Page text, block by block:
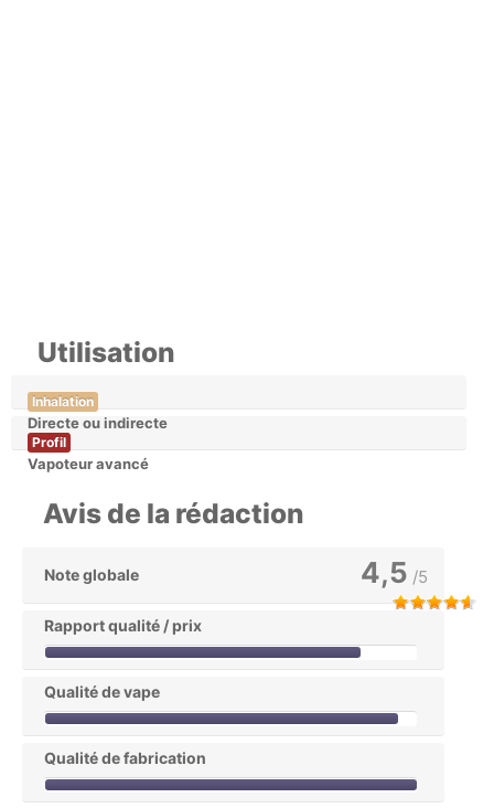
Utilisation
Inhalation
Directe ou indirecte
Profil
Vapoteur avancé
Avis de la rédaction
Note globale 4,5 /5
Rapport qualité / prix
Qualité de vape
Qualité de fabrication